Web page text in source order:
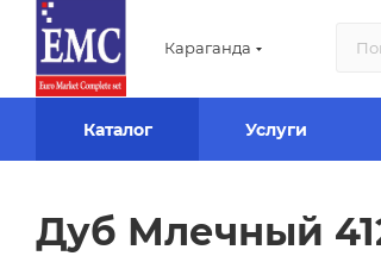
Караганда
Каталог Услуги
Дуб Млечный